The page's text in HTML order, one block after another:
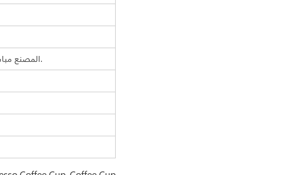
1. المصنع مباشرة، الخزف الفاخر، سعر تنافسي، التسليم الفوري، تصاميم متنوعة.